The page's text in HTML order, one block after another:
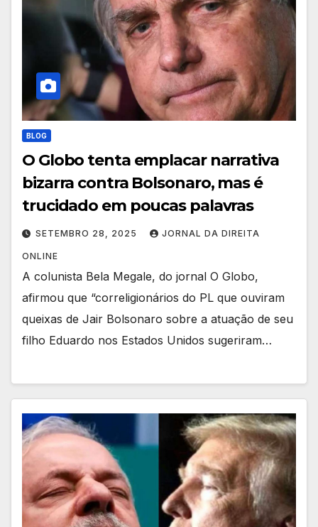
BLOG
O Globo tenta emplacar narrativa
bizarra contra Bolsonaro, mas é
trucidado em poucas palavras
SETEMBRO 28, 2025 JORNAL DA DIREITA
ONLINE
A colunista Bela Megale, do jornal O Globo,
afirmou que “correligionários do PL que ouviram
queixas de Jair Bolsonaro sobre a atuação de seu
filho Eduardo nos Estados Unidos sugeriram…